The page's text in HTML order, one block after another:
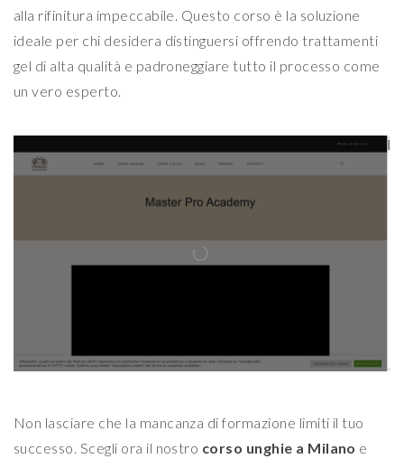
alla rifinitura impeccabile. Questo corso è la soluzione
ideale per chi desidera distinguersi offrendo trattamenti
gel di alta qualità e padroneggiare tutto il processo come
un vero esperto.
Non lasciare che la mancanza di formazione limiti il tuo
successo. Scegli ora il nostro corso unghie a Milano e